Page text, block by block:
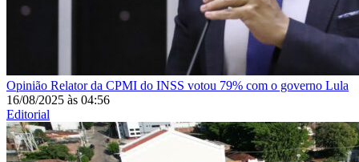
Opinião Relator da CPMI do INSS votou 79% com o governo Lula
16/08/2025 às 04:56
Editorial